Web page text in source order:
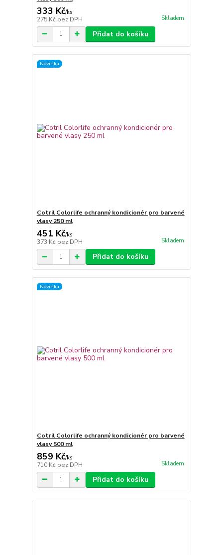
333 Kč/ks
275 Kč bez DPH Skladem
Přidat do košíku
Novinka
Cotril Colorlife ochranný kondicionér pro barvené
vlasy 250 ml
451 Kč/ks
373 Kč bez DPH Skladem
Přidat do košíku
Novinka
Cotril Colorlife ochranný kondicionér pro barvené
vlasy 500 ml
859 Kč/ks
710 Kč bez DPH Skladem
Přidat do košíku